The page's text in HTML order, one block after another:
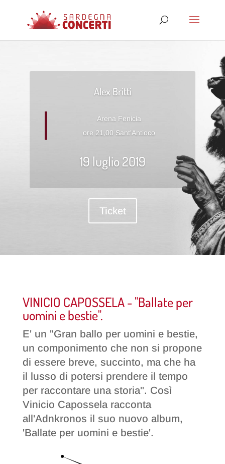
Alex Britti
Arena Fenicia
ore 21,00 Sant'Antioco
19 luglio 2019
Ticket
VINICIO CAPOSSELA - "Ballate per
uomini e bestie".
E' un "Gran ballo per uomini e bestie,
un componimento che non si propone
di essere breve, succinto, ma che ha
il lusso di potersi prendere il tempo
per raccontare una storia". Così
Vinicio Capossela racconta
all'Adnkronos il suo nuovo album,
'Ballate per uomini e bestie'.